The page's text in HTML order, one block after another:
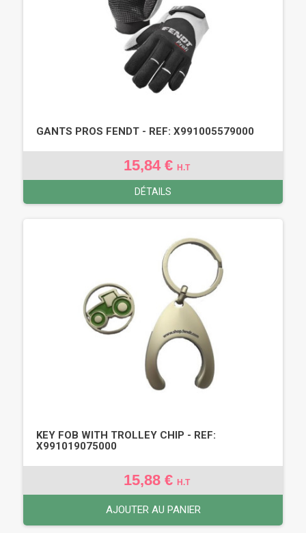
GANTS PROS FENDT - REF: X991005579000
15,84 € H.T
DÉTAILS
KEY FOB WITH TROLLEY CHIP - REF:
X991019075000
15,88 € H.T
AJOUTER AU PANIER